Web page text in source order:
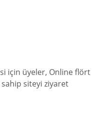
için üyeler, Online flört
siteyi ziyaret